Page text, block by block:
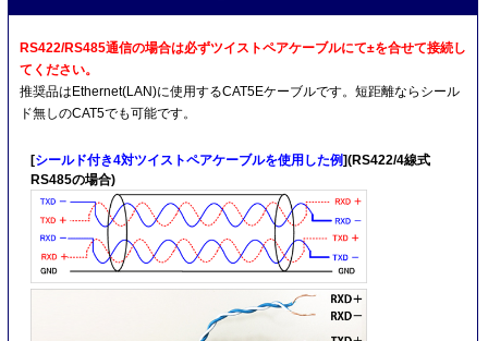
RS422/RS485通信の場合は必ずツイストペアケーブルにて±を合せて接続し
てください。
推奨品はEthernet(LAN)に使用するCAT5Eケーブルです。短距離ならシール
ド無しのCAT5でも可能です。
[シールド付き4対ツイストペアケーブルを使用した例](RS422/4線式
RS485の場合)